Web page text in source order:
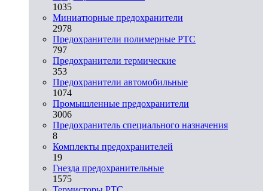
1035
Миниатюрные предохранители
2978
Предохранители полимерные PTC
797
Предохранители термические
353
Предохранители автомобильные
1074
Промышленные предохранители
3006
Предохранитель специального назначения
8
Комплекты предохранителей
19
Гнезда предохранительные
1575